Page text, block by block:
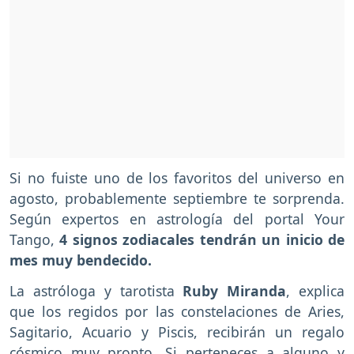
Si no fuiste uno de los favoritos del universo en
agosto, probablemente septiembre te sorprenda.
Según expertos en astrología del portal Your
Tango,4 signos zodiacales tendrán un inicio de
mes muy bendecido.
La astróloga y tarotista Ruby Miranda, explica
que los regidos por las constelaciones de Aries,
Sagitario, Acuario y Piscis, recibirán un regalo